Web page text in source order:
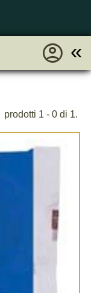
«
account_circle
prodotti 1 - 0 di 1.